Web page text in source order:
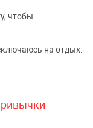
чтобы
на отдых.